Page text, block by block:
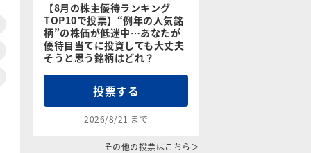
【8月の株主優待ランキング
TOP10で投票】“例年の人気銘
柄”の株価が低迷中…あなたが
優待目当てに投資しても大丈夫
そうと思う銘柄はどれ？
投票する
2026/8/21 まで
その他の投票はこちら＞